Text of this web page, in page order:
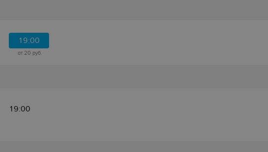
19:00
от 20 руб.
19:00